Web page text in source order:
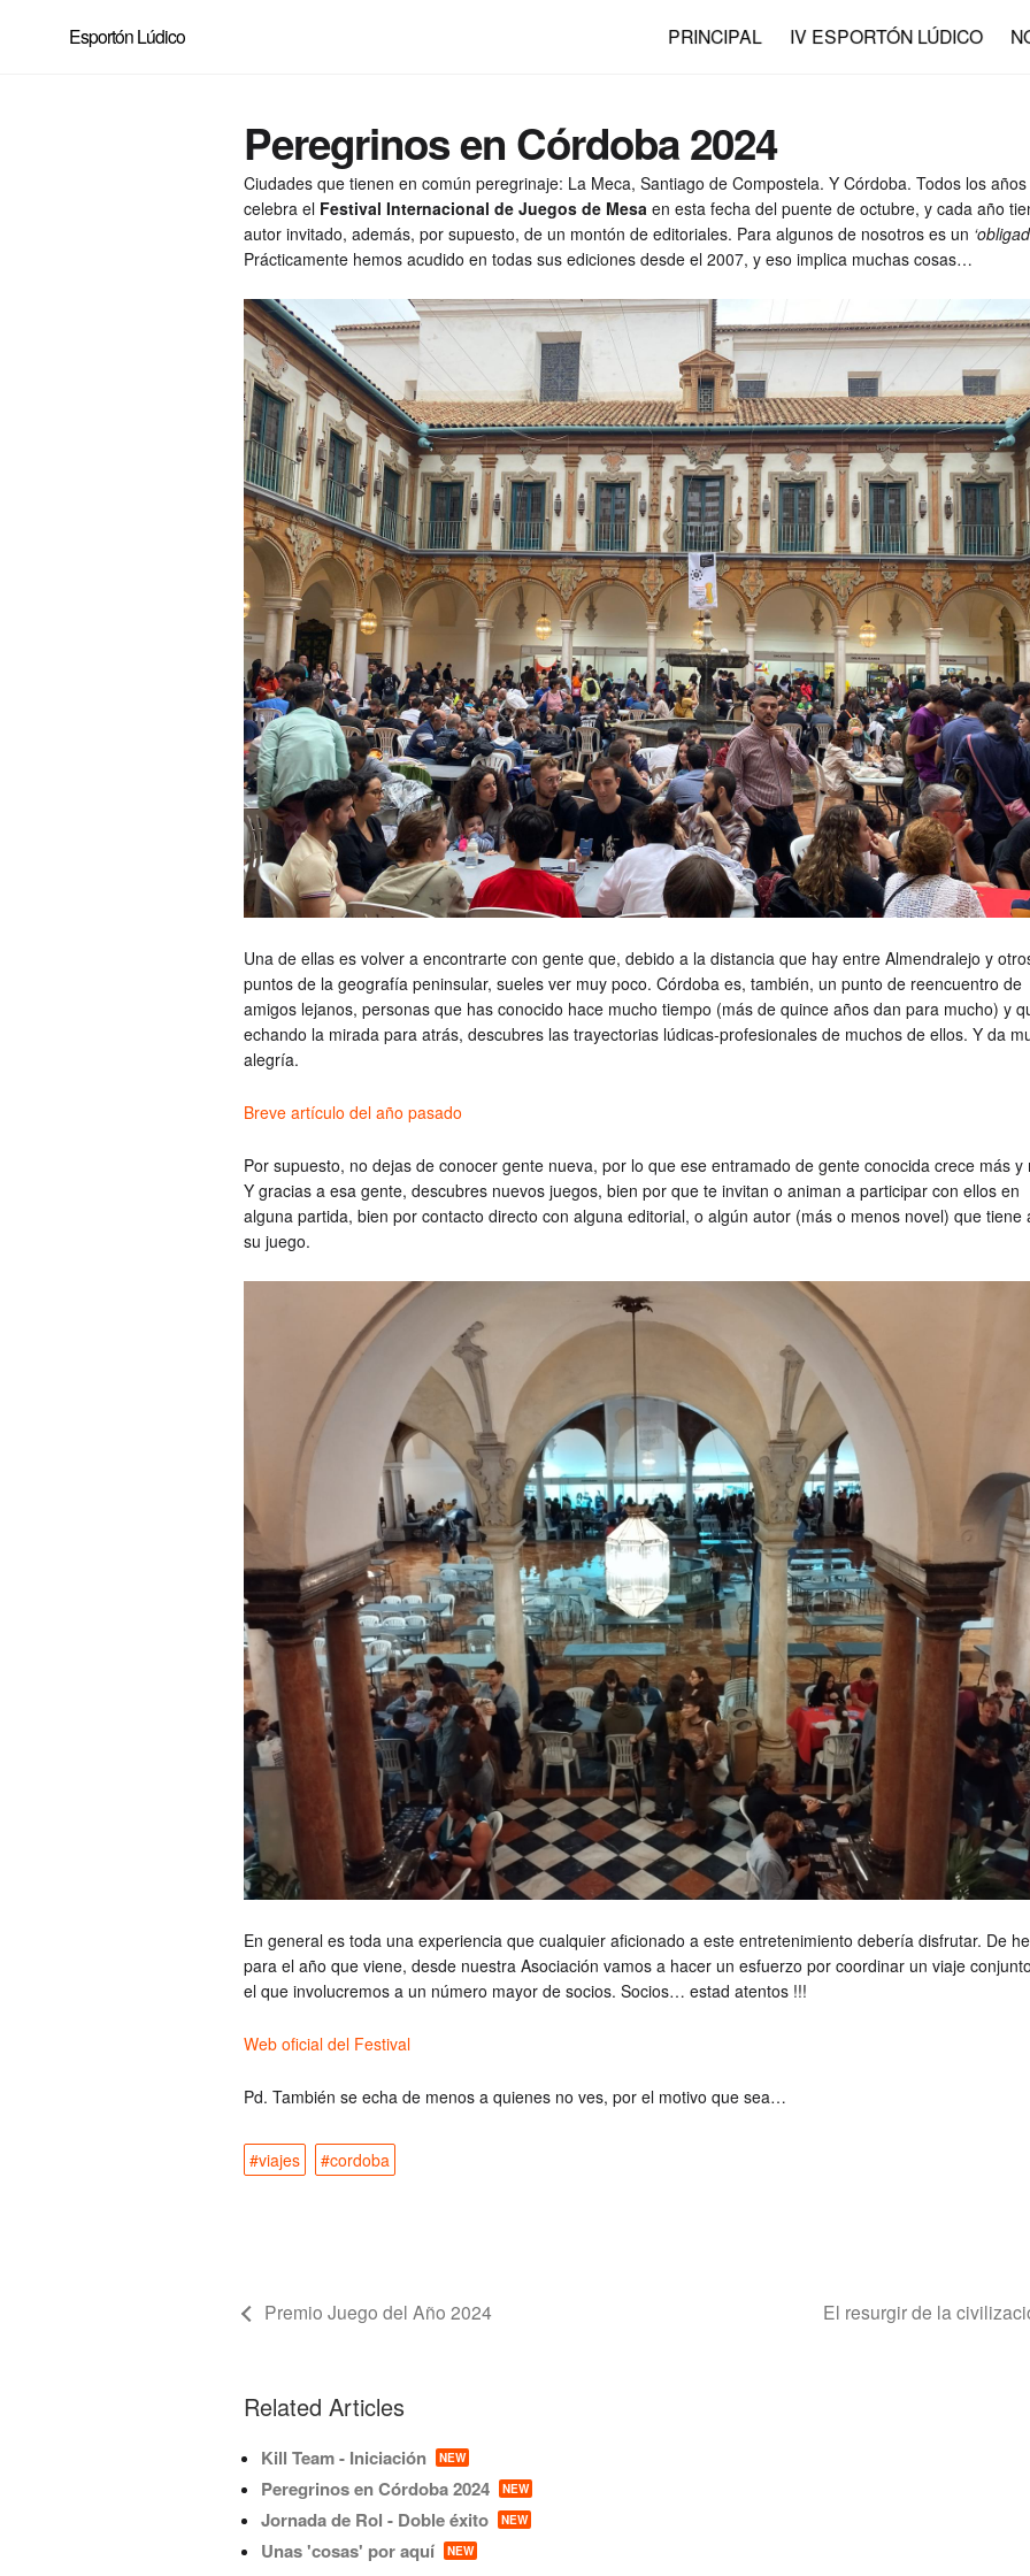
Esportón Lúdico PRINCIPAL IV ESPORTÓN LÚDICO
Peregrinos en Córdoba 2024
Ciudades que tienen en común peregrinaje: La Meca, Santiago de Compostela. Y Córdoba. Todos los
celebra el Festival Internacional de Juegos de Mesa en esta fecha del puente de octubre, y cada año
autor invitado, además, por supuesto, de un montón de editoriales. Para algunos de nosotros es un
Prácticamente hemos acudido en todas sus ediciones desde el 2007, y eso implica muchas cosas…
Una de ellas es volver a encontrarte con gente que, debido a la distancia que hay entre Almendralejo y
puntos de la geografía peninsular, sueles ver muy poco. Córdoba es, también, un punto de reencuentro de
amigos lejanos, personas que has conocido hace mucho tiempo (más de quince años dan para mucho) y
echando la mirada para atrás, descubres las trayectorias lúdicas-profesionales de muchos de ellos. Y da
alegría.
Breve artículo del año pasado
Por supuesto, no dejas de conocer gente nueva, por lo que ese entramado de gente conocida crece más y
Y gracias a esa gente, descubres nuevos juegos, bien por que te invitan o animan a participar con ellos en
alguna partida, bien por contacto directo con alguna editorial, o algún autor (más o menos novel) que tiene
su juego.
En general es toda una experiencia que cualquier aficionado a este entretenimiento debería disfrutar. De
para el año que viene, desde nuestra Asociación vamos a hacer un esfuerzo por coordinar un viaje
el que involucremos a un número mayor de socios. Socios… estad atentos !!!
Web oficial del Festival
Pd. También se echa de menos a quienes no ves, por el motivo que sea…
#viajes #cordoba
Premio Juego del Año 2024 El resurgir de la
Related Articles
Kill Team - Iniciación NEW
Peregrinos en Córdoba 2024 NEW
Jornada de Rol - Doble éxito NEW
Unas 'cosas' por aquí NEW